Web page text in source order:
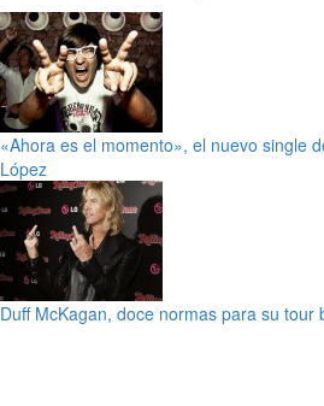
«Ahora es el momento», el nuevo single
López
Duff McKagan, doce normas para su tour